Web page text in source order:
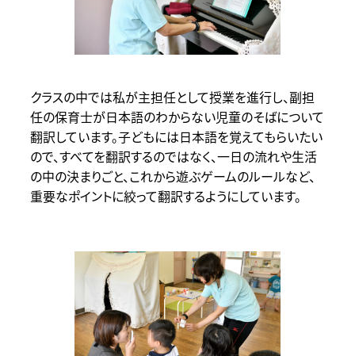
クラスの中では私が主担任として授業を進行し、副担
任の保育士が日本語のわからない児童のそばについて
翻訳しています。子どもには日本語を覚えてもらいたい
ので、すべてを翻訳するのではなく、一日の流れや生活
の中の決まりごと、これから遊ぶゲームのルールなど、
重要なポイントに絞って翻訳するようにしています。